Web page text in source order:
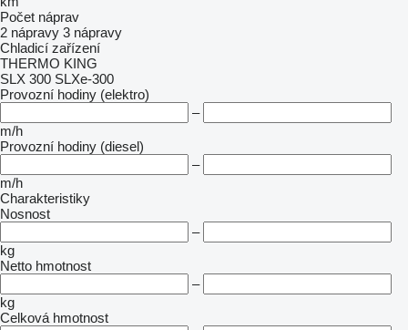
Počet náprav
2 nápravy 3 nápravy
Chladicí zařízení
THERMO KING
SLX 300 SLXe-300
Provozní hodiny (elektro)
–
m/h
Provozní hodiny (diesel)
–
m/h
Charakteristiky
Nosnost
–
kg
Netto hmotnost
–
kg
Celková hmotnost